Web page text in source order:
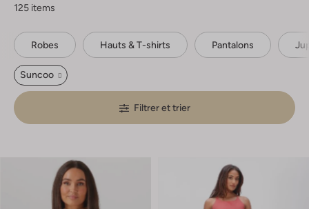
125 items
Robes Hauts & T-shirts Pantalons
Suncoo
Filtrer et trier